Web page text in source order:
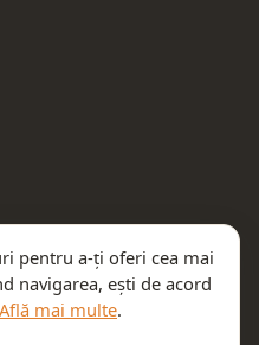
pentru a-ți oferi cea mai
navigarea, ești de acord
Află mai multe.